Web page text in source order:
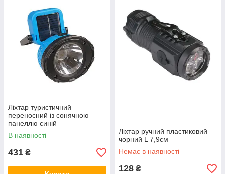
Ліхтар туристичний
переносний із сонячною
панеллю синій
В наявності
431 ₴
Ліхтар ручний пластиковий
чорний L 7,9см
Немає в наявності
128 ₴